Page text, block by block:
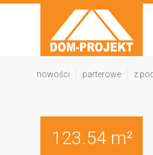
nowości parterowe z
123.54 m²